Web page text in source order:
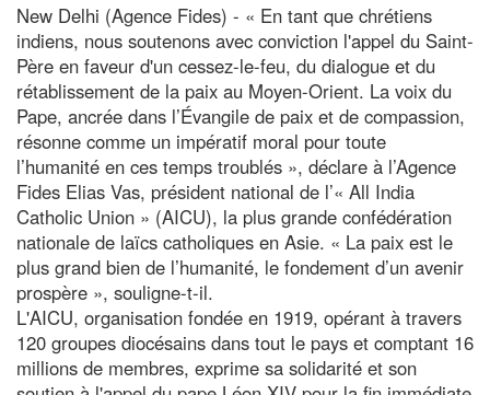
New Delhi (Agence Fides) - « En tant que chrétiens
indiens, nous soutenons avec conviction l'appel du Saint-
Père en faveur d'un cessez-le-feu, du dialogue et du
rétablissement de la paix au Moyen-Orient. La voix du
Pape, ancrée dans l’Évangile de paix et de compassion,
résonne comme un impératif moral pour toute
l’humanité en ces temps troublés », déclare à l’Agence
Fides Elias Vas, président national de l’« All India
Catholic Union » (AICU), la plus grande confédération
nationale de laïcs catholiques en Asie. « La paix est le
plus grand bien de l’humanité, le fondement d’un avenir
prospère », souligne-t-il.
L'AICU, organisation fondée en 1919, opérant à travers
120 groupes diocésains dans tout le pays et comptant 16
millions de membres, exprime sa solidarité et son